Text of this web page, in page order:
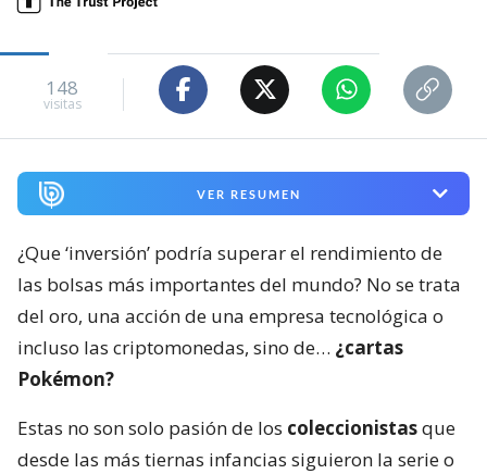
148
visitas
VER RESUMEN
¿Que ‘inversión’ podría superar el rendimiento de
las bolsas más importantes del mundo? No se trata
del oro, una acción de una empresa tecnológica o
incluso las criptomonedas, sino de… ¿cartas
Pokémon?
Estas no son solo pasión de los coleccionistasque
desde las más tiernas infancias siguieron la serie o